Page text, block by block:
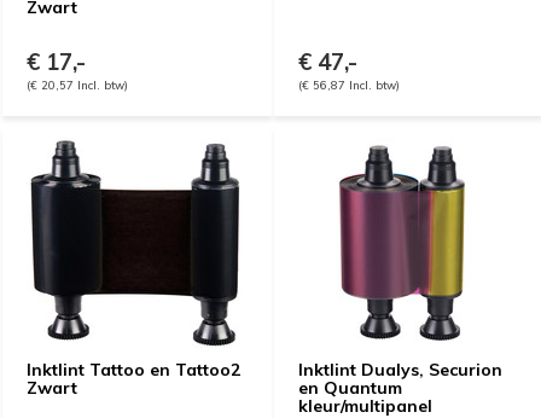
Zwart
€ 17,-
(€ 20,57 Incl. btw)
€ 47,-
(€ 56,87 Incl. btw)
Inktlint Tattoo en Tattoo2
Zwart
Inktlint Dualys, Securion
en Quantum
kleur/multipanel